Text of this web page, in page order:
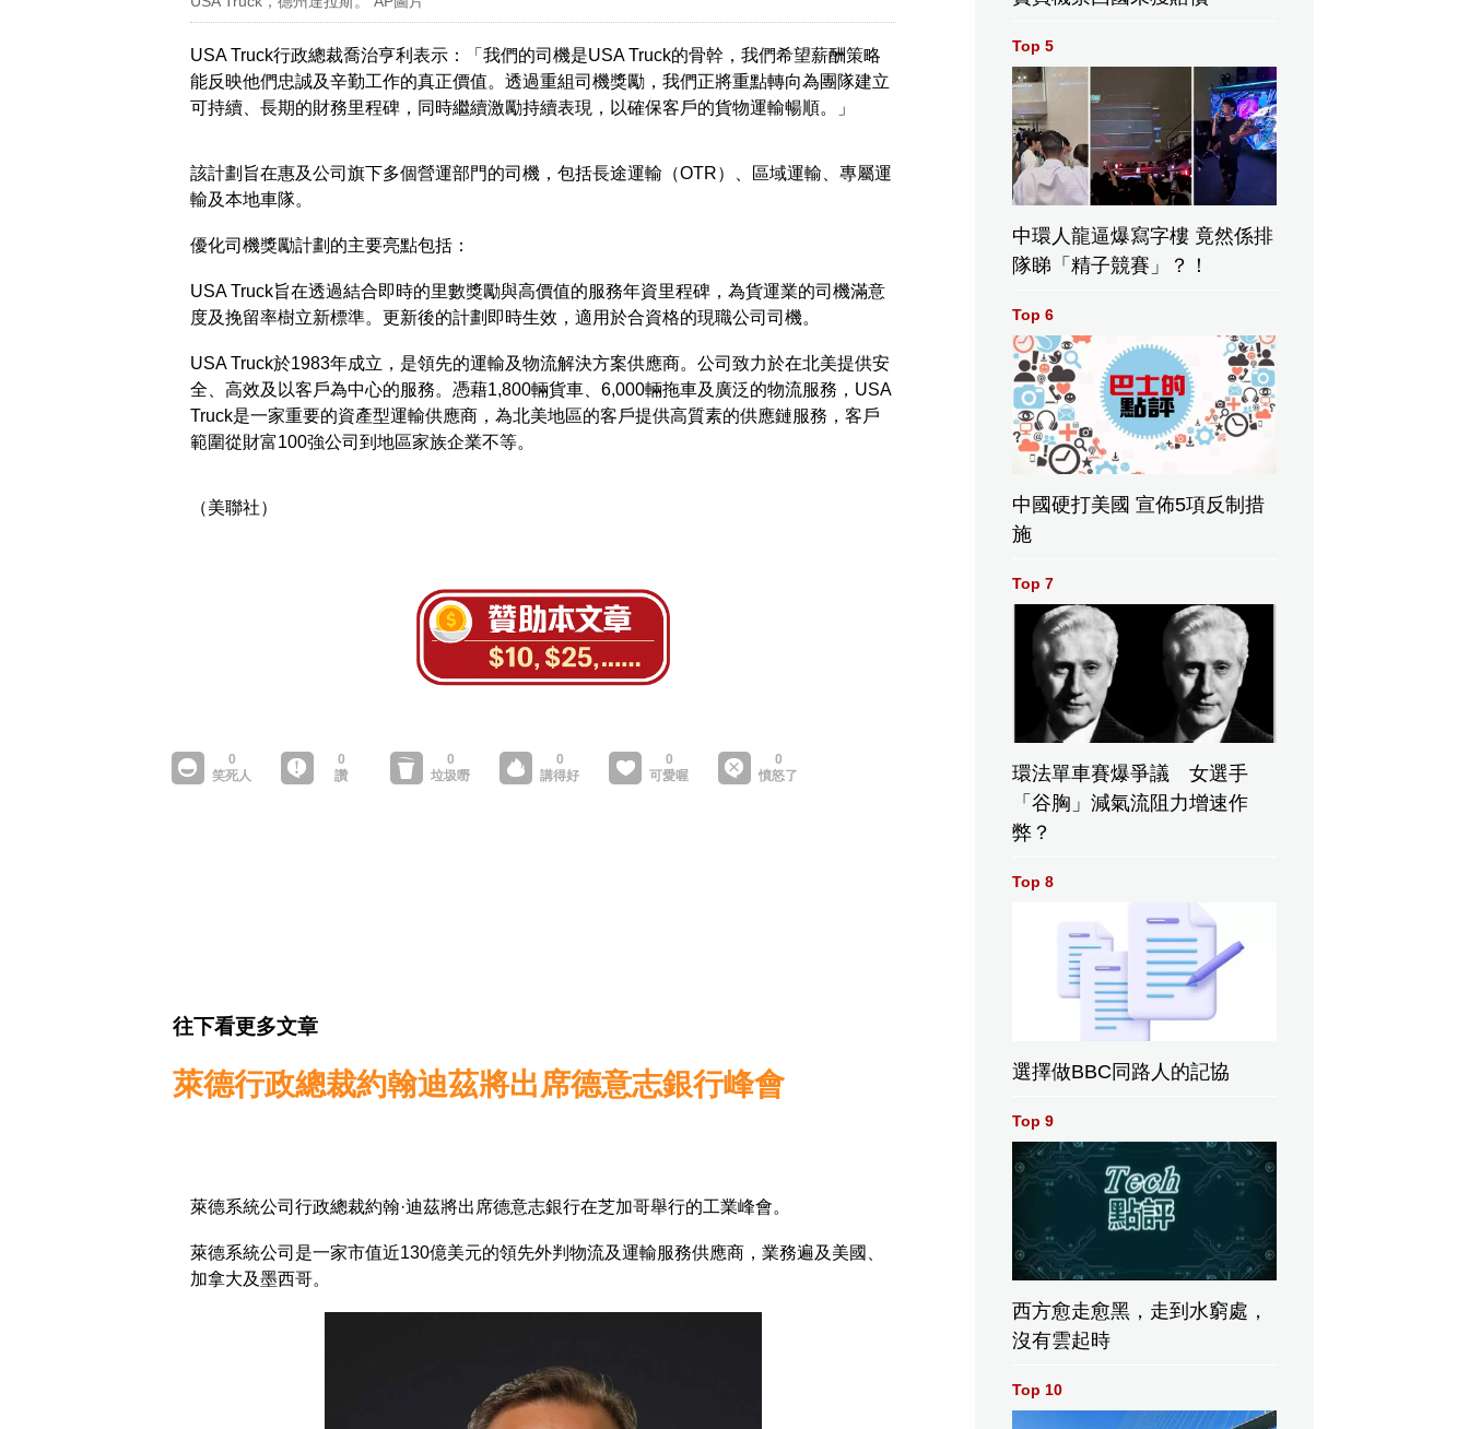
USA Truck行政總裁喬治亨利表示：「我們的司機是USA Truck的骨幹，我們希望薪酬策略
能反映他們忠誠及辛勤工作的真正價值。透過重組司機獎勵，我們正將重點轉向為團隊建立
可持續、長期的財務里程碑，同時繼續激勵持續表現，以確保客戶的貨物運輸暢順。」
該計劃旨在惠及公司旗下多個營運部門的司機，包括長途運輸（OTR）、區域運輸、專屬運
輸及本地車隊。
優化司機獎勵計劃的主要亮點包括：
USA Truck旨在透過結合即時的里數獎勵與高價值的服務年資里程碑，為貨運業的司機滿意
度及挽留率樹立新標準。更新後的計劃即時生效，適用於合資格的現職公司司機。
USA Truck於1983年成立，是領先的運輸及物流解決方案供應商。公司致力於在北美提供安
全、高效及以客戶為中心的服務。憑藉1,800輛貨車、6,000輛拖車及廣泛的物流服務，USA
Truck是一家重要的資產型運輸供應商，為北美地區的客戶提供高質素的供應鏈服務，客戶
範圍從財富100強公司到地區家族企業不等。
（美聯社）
往下看更多文章
萊德行政總裁約翰迪茲將出席德意志銀行峰會
萊德系統公司行政總裁約翰·迪茲將出席德意志銀行在芝加哥舉行的工業峰會。
萊德系統公司是一家市值近130億美元的領先外判物流及運輸服務供應商，業務遍及美國、
加拿大及墨西哥。
Top 5
中環人龍逼爆寫字樓 竟然係排
隊睇「精子競賽」？！
Top 6
中國硬打美國 宣佈5項反制措
施
Top 7
環法單車賽爆爭議 女選手
「谷胸」減氣流阻力增速作
弊？
Top 8
選擇做BBC同路人的記協
Top 9
西方愈走愈黑，走到水窮處，
沒有雲起時
Top 10